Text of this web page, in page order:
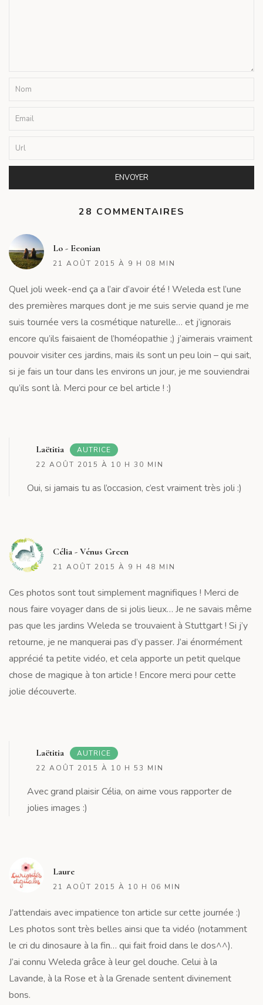
28 COMMENTAIRES
Lo - Eeonian
21 AOÛT 2015 À 9 H 08 MIN
Quel joli week-end ça a l’air d’avoir été ! Weleda est l’une
des premières marques dont je me suis servie quand je me
suis tournée vers la cosmétique naturelle… et j’ignorais
encore qu’ils faisaient de l’homéopathie ;) j’aimerais vraiment
pouvoir visiter ces jardins, mais ils sont un peu loin – qui sait,
si je fais un tour dans les environs un jour, je me souviendrai
qu’ils sont là. Merci pour ce bel article ! :)
Laëtitia
AUTRICE
22 AOÛT 2015 À 10 H 30 MIN
Oui, si jamais tu as l’occasion, c’est vraiment très joli :)
Célia - Vénus Green
21 AOÛT 2015 À 9 H 48 MIN
Ces photos sont tout simplement magnifiques ! Merci de
nous faire voyager dans de si jolis lieux… Je ne savais même
pas que les jardins Weleda se trouvaient à Stuttgart ! Si j’y
retourne, je ne manquerai pas d’y passer. J’ai énormément
apprécié ta petite vidéo, et cela apporte un petit quelque
chose de magique à ton article ! Encore merci pour cette
jolie découverte.
Laëtitia
AUTRICE
22 AOÛT 2015 À 10 H 53 MIN
Avec grand plaisir Célia, on aime vous rapporter de
jolies images :)
Laure
21 AOÛT 2015 À 10 H 06 MIN
J’attendais avec impatience ton article sur cette journée :)
Les photos sont très belles ainsi que ta vidéo (notamment
le cri du dinosaure à la fin… qui fait froid dans le dos^^).
J’ai connu Weleda grâce à leur gel douche. Celui à la
Lavande, à la Rose et à la Grenade sentent divinement
bons.